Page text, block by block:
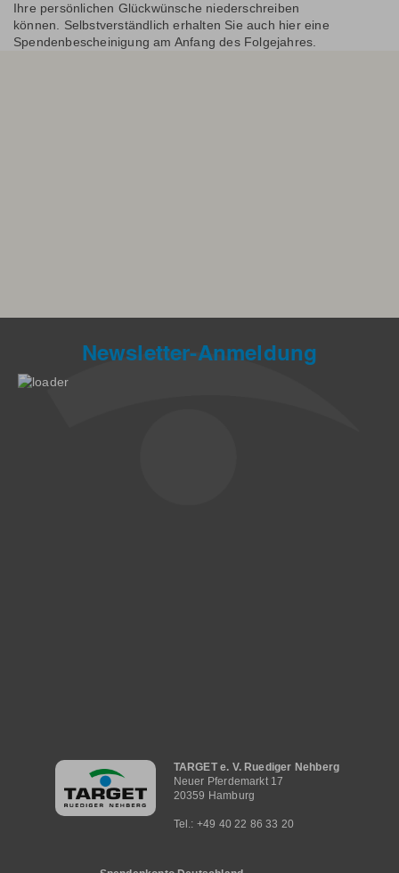
Ihre persönlichen Glückwünsche niederschreiben
können. Selbstverständlich erhalten Sie auch hier eine
Spendenbescheinigung am Anfang des Folgejahres.
Newsletter-Anmeldung
Hauptnavigation
TARGET e. V. Ruediger Nehberg
Neuer Pferdemarkt 17
20359 Hamburg
Tel.: +49 40 22 86 33 20